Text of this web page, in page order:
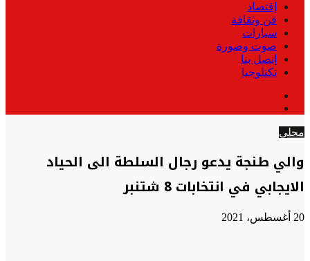
إقتصاد
فن وثقافة
سيارات
صوت وصورة
إتصل بنا
تكنلوجيا
محلي
والي طنجة يدعو رجال السلطة الى الحياد
الايجابي في انتخابات 8 شتنبر
20 أغسطس، 2021